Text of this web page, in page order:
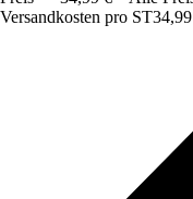
Versandkosten pro ST